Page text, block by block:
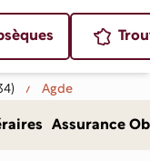
Assurance
Agde
ville de